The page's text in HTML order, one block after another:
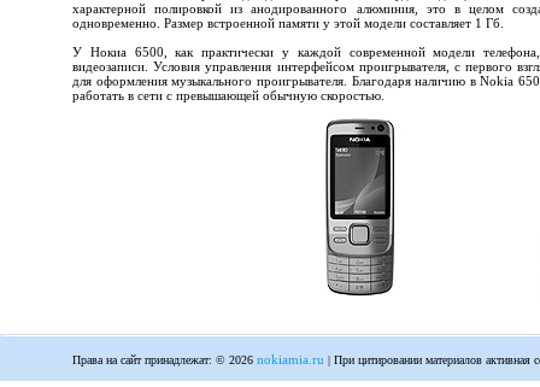
характерной полировкой из анодированного алюминия, это в целом
одновременно. Размер встроенной памяти у этой модели составляет 1 Гб.
У Нокиа 6500, как практически у каждой современной модели
видеозаписи. Условия управления интерфейсом проигрывателя, с первого
для оформления музыкального проигрывателя. Благодаря наличию в Nokia
работать в сети с превышающей обычную скоростью.
Права на сайт принадлежат: © 2026 nokiamia.ru | При цитировании материалов активная